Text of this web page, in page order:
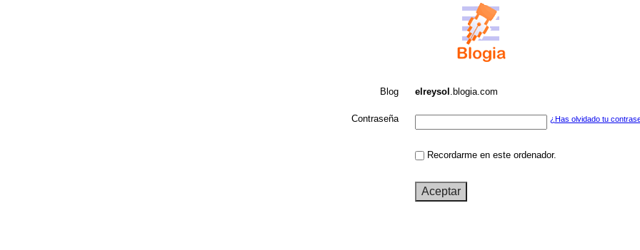
Blog elreysol .blogia.com
Contraseña ¿Has olvidado tu
Recordarme en este ordenador.